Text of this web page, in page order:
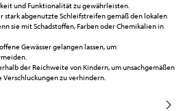
und Funktionalität zu gewährleisten.
stark abgenutzte Schleifstreifen gemäß den lokalen
sie mit Schadstoffen, Farben oder Chemikalien in
Gewässer gelangen lassen, um
der Reichweite von Kindern, um unsachgemäßen
zu verhindern.